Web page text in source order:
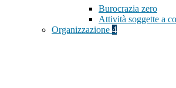
Burocrazia zero
Attività soggette a
Organizzazione 4